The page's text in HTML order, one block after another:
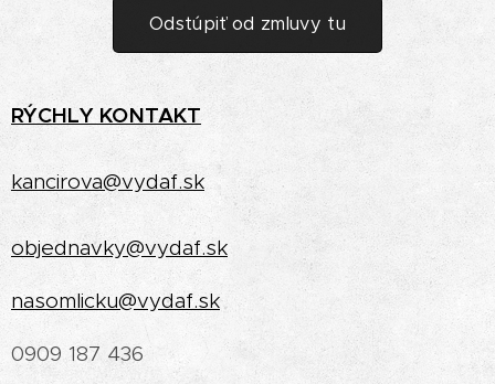
Odstúpiť od zmluvy tu
RÝCHLY KONTAKT
kancirova@vydaf.sk
objednavky@vydaf.sk
nasomlicku@vydaf.sk
0909 187 436